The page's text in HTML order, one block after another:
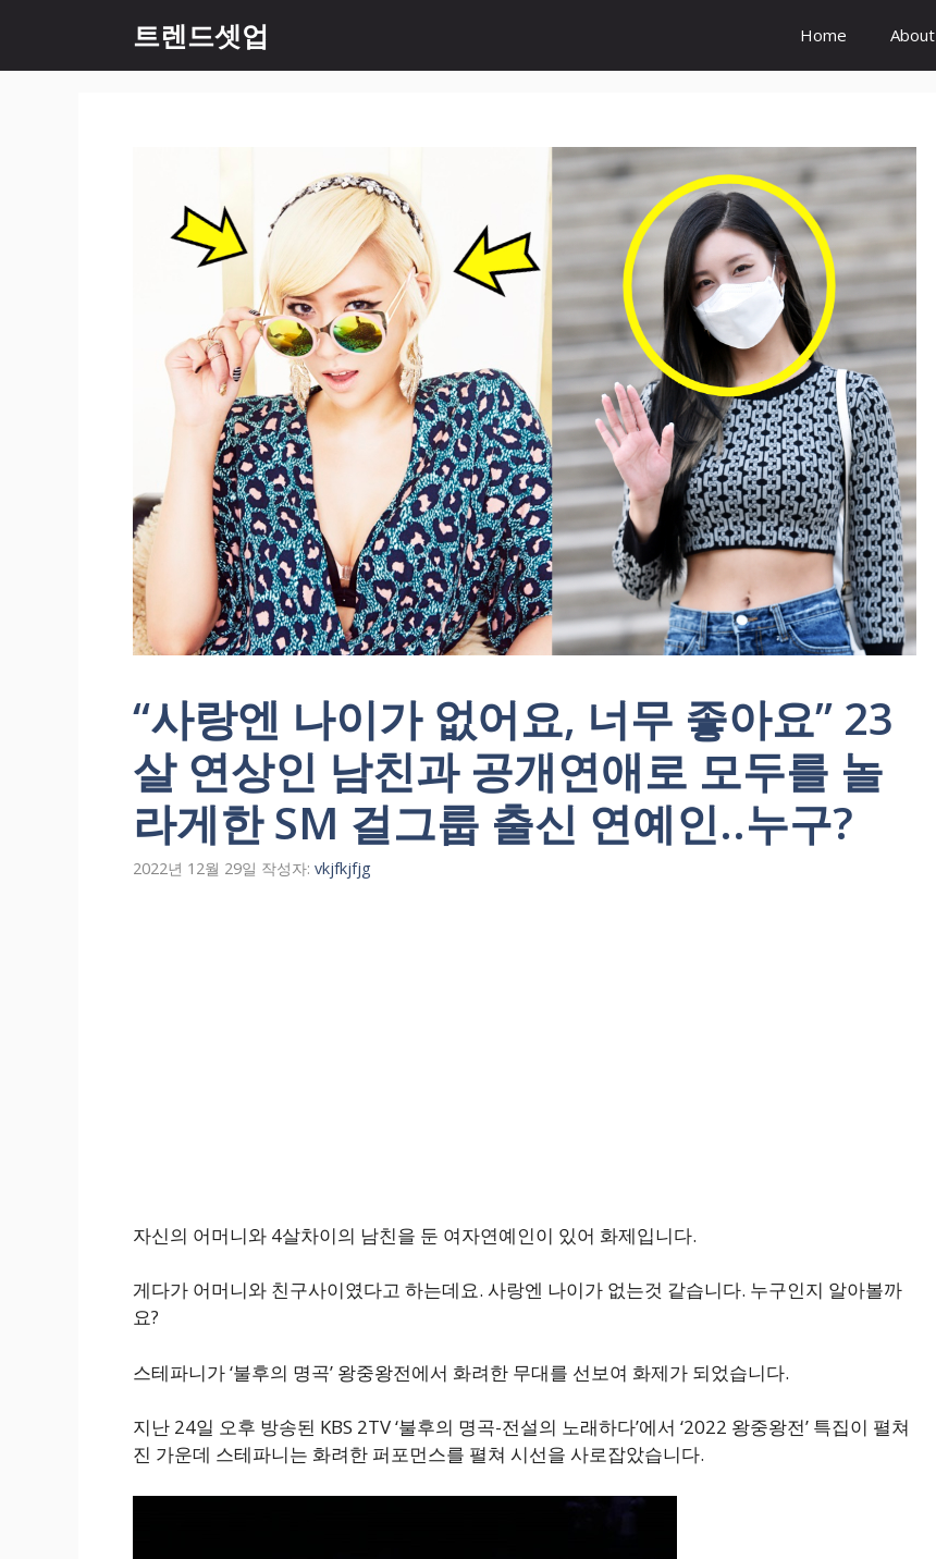
츠
트렌드셋업 Home About
“사랑엔 나이가 없어요, 너무 좋아요” 23
살 연상인 남친과 공개연애로 모두를 놀
라게한 SM 걸그룹 출신 연예인..누구?
2022년 12월 29일 작성자: vkjfkjfjg
자신의 어머니와 4살차이의 남친을 둔 여자연예인이 있어 화제입니다.
게다가 어머니와 친구사이였다고 하는데요. 사랑엔 나이가 없는것 같습니다. 누구인지 알아볼까
요?
스테파니가 ‘불후의 명곡’ 왕중왕전에서 화려한 무대를 선보여 화제가 되었습니다.
지난 24일 오후 방송된 KBS 2TV ‘불후의 명곡-전설의 노래하다’에서 ‘2022 왕중왕전’ 특집이 펼쳐
진 가운데 스테파니는 화려한 퍼포먼스를 펼쳐 시선을 사로잡았습니다.